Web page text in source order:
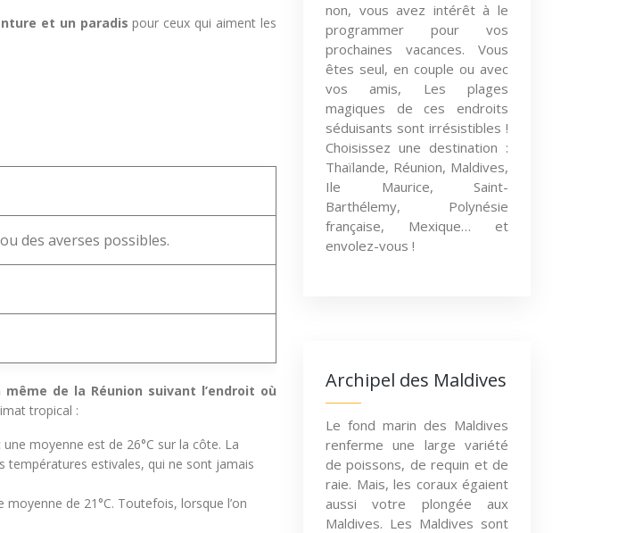
et un paradis pour ceux qui aiment les
des averses possibles.
de la Réunion suivant l’endroit où
tropical :
une moyenne est de 26°C sur la côte. La
températures estivales, qui ne sont jamais
de 21°C. Toutefois, lorsque l’on
non, vous avez intérêt à le
programmer pour vos
prochaines vacances. Vous
êtes seul, en couple ou avec
vos amis, Les plages
magiques de ces endroits
séduisants sont irrésistibles !
Choisissez une destination :
Thaïlande, Réunion, Maldives,
Ile Maurice, Saint-
Barthélemy, Polynésie
française, Mexique… et
envolez-vous !
Archipel des Maldives
Le fond marin des Maldives
renferme une large variété
de poissons, de requin et de
raie. Mais, les coraux égaient
aussi votre plongée aux
Maldives. Les Maldives sont